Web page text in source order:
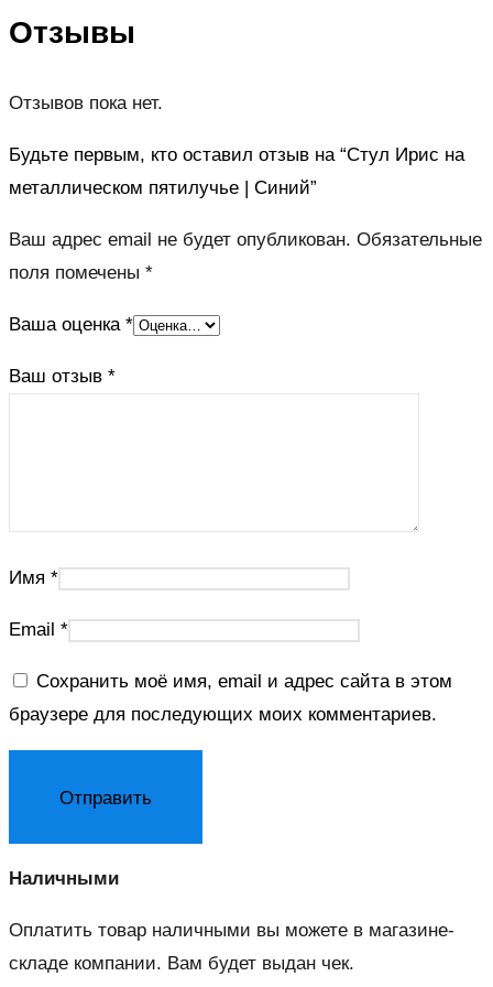
Отзывы
Отзывов пока нет.
Будьте первым, кто оставил отзыв на “Стул Ирис на
металлическом пятилучье | Синий”
Ваш адрес email не будет опубликован. Обязательные
поля помечены *
Ваша оценка *
Ваш отзыв *
Имя *
Email *
Сохранить моё имя, email и адрес сайта в этом
браузере для последующих моих комментариев.
Наличными
Оплатить товар наличными вы можете в магазине-
складе компании. Вам будет выдан чек.